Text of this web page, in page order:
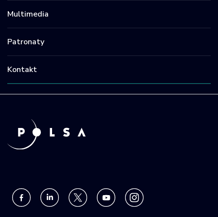
Multimedia
Patronaty
Kontakt